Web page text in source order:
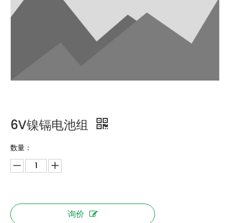
6V镍镉电池组
数量：
询价